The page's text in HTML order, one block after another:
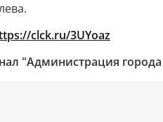
clck.ru/3UYoaz
"Администрация